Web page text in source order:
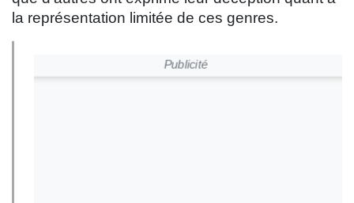
la représentation limitée de ces genres.
Publicité